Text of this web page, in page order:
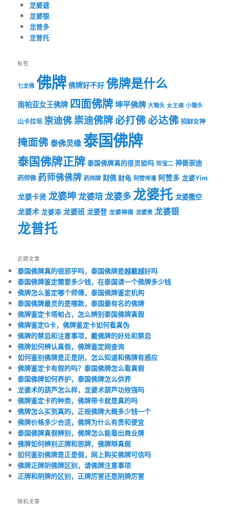
龙婆遮
龙婆银
龙普多
龙普托
标签
七龙佛 佛牌 佛牌好不好 佛牌是什么
南帕亚女王佛牌 四面佛牌坤平佛牌 大锄头 女王佛 小锄头
山卡拉培 崇迪佛崇迪佛牌必打佛必达佛 招财女神
掩面佛泰佛灵缘泰国佛牌
泰国佛牌正牌 泰国佛牌真的很灵验吗 珍宝二 神兽崇迪
药师佛 药师佛佛牌 药师牌 财佛 财龟 阿赞坤潘 阿赞多 龙婆Yim
龙婆卡贤 龙婆坤龙婆培 龙婆多龙婆托 龙婆撒空
龙婆术 龙婆添 龙婆班 龙婆登 龙婆禅南 龙婆贵 龙婆银
龙普托
近期文章
泰国佛牌真的很邪乎吗，泰国佛牌是越戴越好吗
泰国佛牌鉴定需要多少钱，在泰国请一个佛牌多少钱
佛牌怎么鉴定哪个师傅，泰国佛牌鉴定机构
泰国佛牌最灵的是哪款，泰国最有名的佛牌
佛牌鉴定卡塔帕占，怎么辨别泰国佛牌真假
佛牌鉴定G卡，佛牌鉴定卡如何看真伪
佛牌的禁忌和注意事项，戴佛牌的好处和禁忌
佛牌如何辨认真假，佛牌鉴定网查询
如何鉴别佛牌是正是阴，怎么知道和佛牌有感应
佛牌鉴定卡有假的吗？泰国佛牌怎么看真假
泰国佛牌如何养护，泰国佛牌怎么供养
龙婆术的葫芦怎么样，龙婆术葫芦功效强吗
佛牌鉴定卡的种类，佛牌带卡就是真的吗
佛牌怎么买到真的，正规佛牌大概多少钱一个
佛牌价格多少合适，佛牌为什么有贵和便宜
泰国佛牌真假辨别，佛牌怎么能看出商业牌
佛牌如何辨别正牌和邪牌，佛牌辩真假
如何鉴别佛牌是正是假，网上购买佛牌可信吗
佛牌正牌阴佛牌区别，请佛牌注意事项
正牌和阴牌的区别，正牌厉害还是阴牌厉害
随机文章